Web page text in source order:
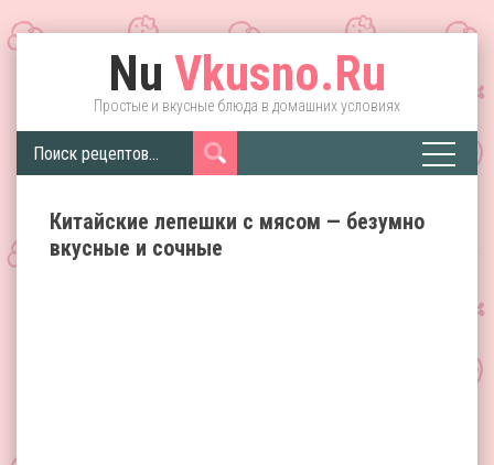
Nu Vkusno.Ru
Простые и вкусные блюда в домашних условиях
Китайские лепешки с мясом — безумно
вкусные и сочные